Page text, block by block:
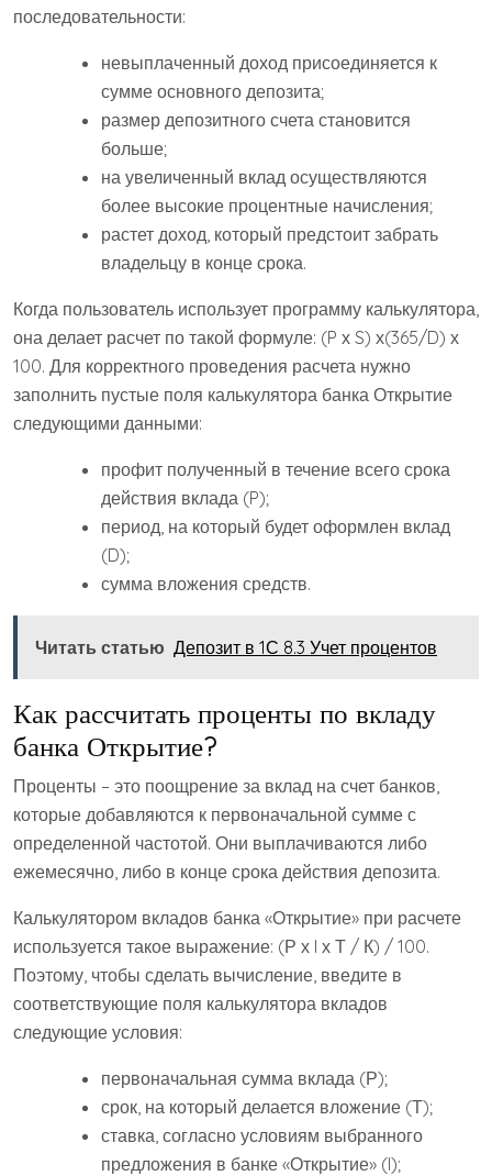
последовательности:
невыплаченный доход присоединяется к
сумме основного депозита;
размер депозитного счета становится
больше;
на увеличенный вклад осуществляются
более высокие процентные начисления;
растет доход, который предстоит забрать
владельцу в конце срока.
Когда пользователь использует программу калькулятора,
она делает расчет по такой формуле: (P х S) х(365/D) х
100. Для корректного проведения расчета нужно
заполнить пустые поля калькулятора банка Открытие
следующими данными:
профит полученный в течение всего срока
действия вклада (P);
период, на который будет оформлен вклад
(D);
сумма вложения средств.
Читать статью Депозит в 1С 8.3 Учет процентов
Как рассчитать проценты по вкладу
банка Открытие?
Проценты – это поощрение за вклад на счет банков,
которые добавляются к первоначальной сумме с
определенной частотой. Они выплачиваются либо
ежемесячно, либо в конце срока действия депозита.
Калькулятором вкладов банка «Открытие» при расчете
используется такое выражение: (Р х I х Т / К) / 100.
Поэтому, чтобы сделать вычисление, введите в
соответствующие поля калькулятора вкладов
следующие условия:
первоначальная сумма вклада (Р);
срок, на который делается вложение (Т);
ставка, согласно условиям выбранного
предложения в банке «Открытие» (I);